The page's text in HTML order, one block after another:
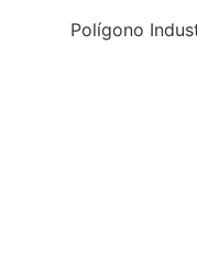
Polígono